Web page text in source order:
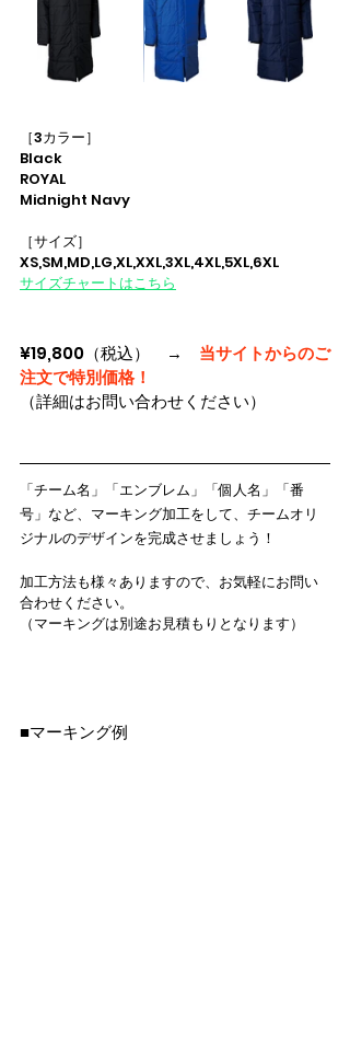
［3カラー］
Black
ROYAL
Midnight Navy
［サイズ］
XS,SM,MD,LG,XL,XXL,3XL,4XL,5XL,6XL
サイズチャートはこちら
¥19,800（税込）　→ 当サイトからのご
注文で特別価格！
（詳細はお問い合わせください）
「チーム名」「エンブレム」「個人名」「番
号」など、マーキング加工をして、チームオリ
ジナルのデザインを完成させましょう！
加工方法も様々ありますので、お気軽にお問い
合わせください。
（マーキングは別途お見積もりとなります）
■マーキング例